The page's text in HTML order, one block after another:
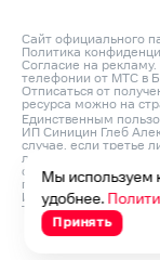
Сайт официального
Политика
Согласие на рекламу.
телефонии от МТС в
Отписаться от
ресурса можно на
Единственным
ИП Синицин Глеб
случае, если третье
лицо) считает, что
собственности
по адресу: ИП
ИНН: 760411045260,
Титова ул, д. 14 корп
Мы используем
удобнее.
Принять